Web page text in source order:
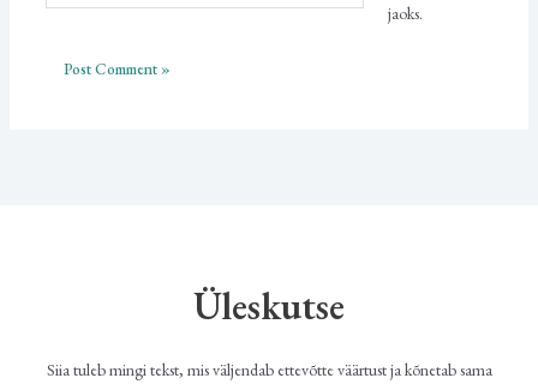
jaoks.
Üleskutse
Siia tuleb mingi tekst, mis väljendab ettevõtte väärtust ja kõnetab sama